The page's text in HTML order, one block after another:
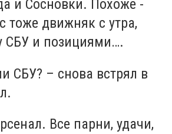
и Сосновки. Похоже -
тоже движняк с утра,
СБУ и позициями….
СБУ? – снова встрял в
Все парни, удачи,